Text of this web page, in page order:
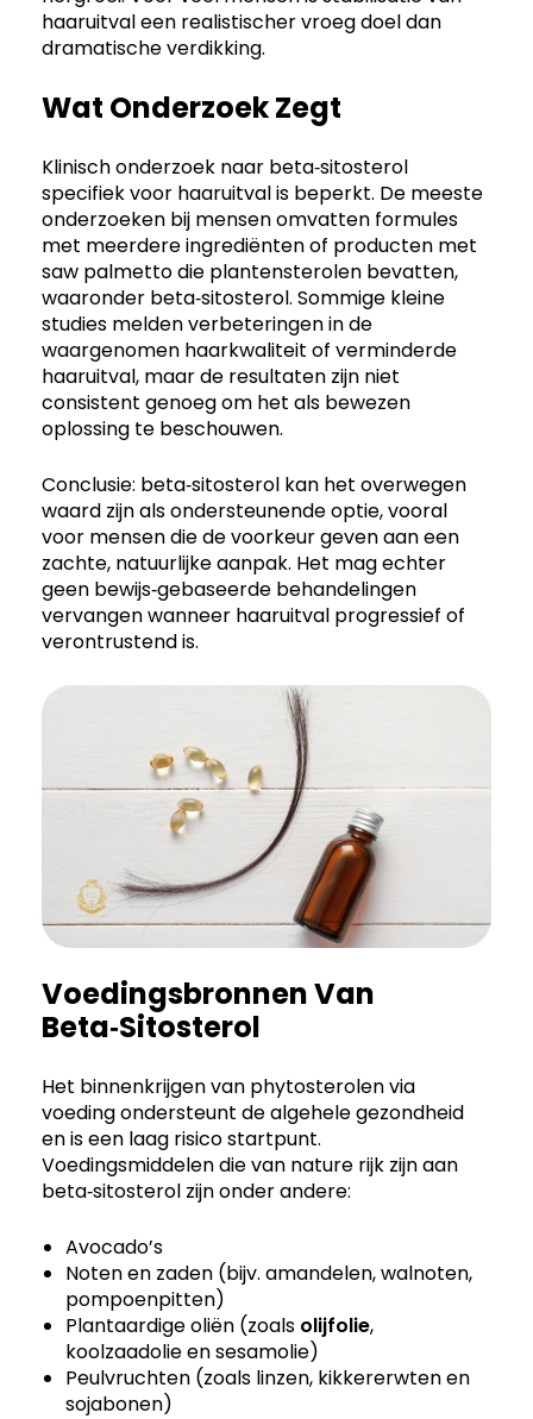
haaruitval een realistischer vroeg doel dan
dramatische verdikking.
Wat Onderzoek Zegt
Klinisch onderzoek naar beta‑sitosterol
specifiek voor haaruitval is beperkt. De meeste
onderzoeken bij mensen omvatten formules
met meerdere ingrediënten of producten met
saw palmetto die plantensterolen bevatten,
waaronder beta‑sitosterol. Sommige kleine
studies melden verbeteringen in de
waargenomen haarkwaliteit of verminderde
haaruitval, maar de resultaten zijn niet
consistent genoeg om het als bewezen
oplossing te beschouwen.
Conclusie: beta‑sitosterol kan het overwegen
waard zijn als ondersteunende optie, vooral
voor mensen die de voorkeur geven aan een
zachte, natuurlijke aanpak. Het mag echter
geen bewijs‑gebaseerde behandelingen
vervangen wanneer haaruitval progressief of
verontrustend is.
Voedingsbronnen Van
Beta‑Sitosterol
Het binnenkrijgen van phytosterolen via
voeding ondersteunt de algehele gezondheid
en is een laag risico startpunt.
Voedingsmiddelen die van nature rijk zijn aan
beta‑sitosterol zijn onder andere:
Avocado’s
Noten en zaden (bijv. amandelen, walnoten,
pompoenpitten)
Plantaardige oliën (zoals olijfolie,
koolzaadolie en sesamolie)
Peulvruchten (zoals linzen, kikkererwten en
sojabonen)